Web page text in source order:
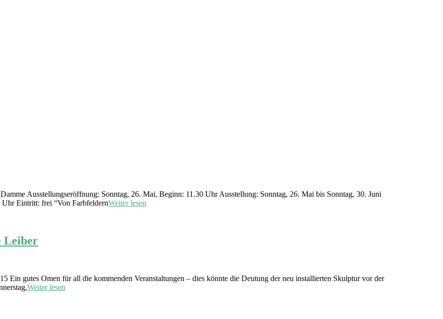
Ausstellungseröffnung: Sonntag, 26. Mai, Beginn: 11.30 Uhr Ausstellung: Sonntag, 26. Mai bis Sonntag, 30. Juni
Eintritt: frei “Von FarbfeldernWeiter lesen
Leiber
Ein gutes Omen für all die kommenden Veranstaltungen – dies könnte die Deutung der neu installierten Skulptur vor der
Weiter lesen